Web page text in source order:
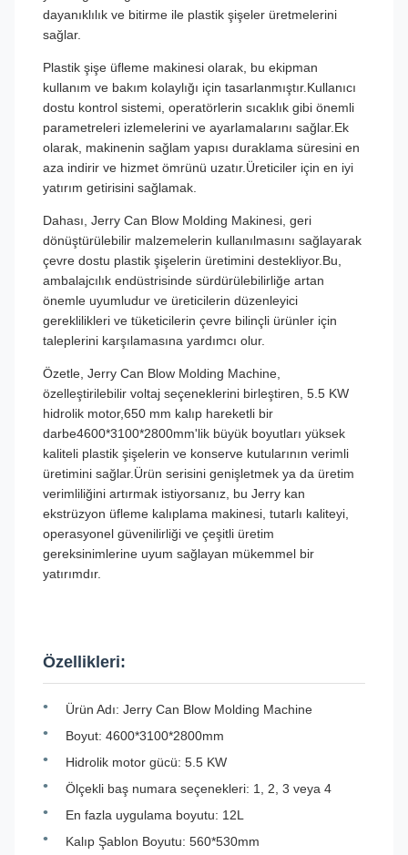
dayanıklılık ve bitirme ile plastik şişeler üretmelerini
sağlar.
Plastik şişe üfleme makinesi olarak, bu ekipman
kullanım ve bakım kolaylığı için tasarlanmıştır.Kullanıcı
dostu kontrol sistemi, operatörlerin sıcaklık gibi önemli
parametreleri izlemelerini ve ayarlamalarını sağlar.Ek
olarak, makinenin sağlam yapısı duraklama süresini en
aza indirir ve hizmet ömrünü uzatır.Üreticiler için en iyi
yatırım getirisini sağlamak.
Dahası, Jerry Can Blow Molding Makinesi, geri
dönüştürülebilir malzemelerin kullanılmasını sağlayarak
çevre dostu plastik şişelerin üretimini destekliyor.Bu,
ambalajcılık endüstrisinde sürdürülebilirliğe artan
önemle uyumludur ve üreticilerin düzenleyici
gereklilikleri ve tüketicilerin çevre bilinçli ürünler için
taleplerini karşılamasına yardımcı olur.
Özetle, Jerry Can Blow Molding Machine,
özelleştirilebilir voltaj seçeneklerini birleştiren, 5.5 KW
hidrolik motor,650 mm kalıp hareketli bir
darbe4600*3100*2800mm'lik büyük boyutları yüksek
kaliteli plastik şişelerin ve konserve kutularının verimli
üretimini sağlar.Ürün serisini genişletmek ya da üretim
verimliliğini artırmak istiyorsanız, bu Jerry kan
ekstrüzyon üfleme kalıplama makinesi, tutarlı kaliteyi,
operasyonel güvenilirliği ve çeşitli üretim
gereksinimlerine uyum sağlayan mükemmel bir
yatırımdır.
Özellikleri:
Ürün Adı: Jerry Can Blow Molding Machine
Boyut: 4600*3100*2800mm
Hidrolik motor gücü: 5.5 KW
Ölçekli baş numara seçenekleri: 1, 2, 3 veya 4
En fazla uygulama boyutu: 12L
Kalıp Şablon Boyutu: 560*530mm